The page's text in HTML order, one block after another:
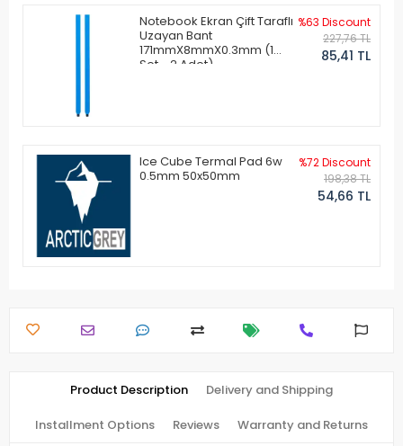
Notebook Ekran Çift Taraflı
Uzayan Bant
171mmX8mmX0.3mm (1
Set - 2 Adet)
%63 Discount
227,76 TL
85,41 TL
Ice Cube Termal Pad 6w
0.5mm 50x50mm
%72 Discount
198,38 TL
54,66 TL
Product Description Delivery and Shipping
Installment Options Reviews Warranty and Returns